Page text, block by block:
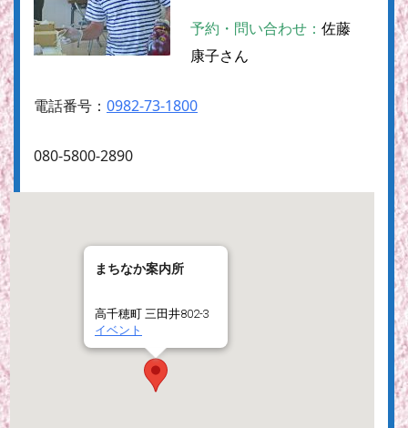
予約・問い合わせ：佐藤
康子さん
電話番号： 0982-73-1800
080-5800-2890
まちなか案内所
高千穂町 三田井802-3
イベント